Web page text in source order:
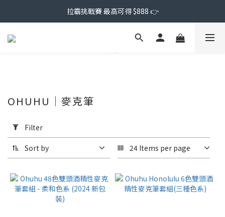
拉霸挑戰賽 最高可得 $888 👉
Filter
(0/20)
Range
(NT$)
OHUHU｜麥克筆
Filter
Sort by 24 Items per page